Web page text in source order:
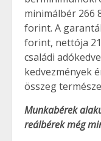
minimálbér 266
forint. A
forint, nettója
családi
kedvezmények
összeg
Munkabérek
reálbérek még